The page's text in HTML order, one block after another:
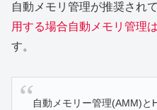
自動メモリ管理が推奨され
用する場合自動メモリ管理
す。
自動メモリー管理(AMM)と